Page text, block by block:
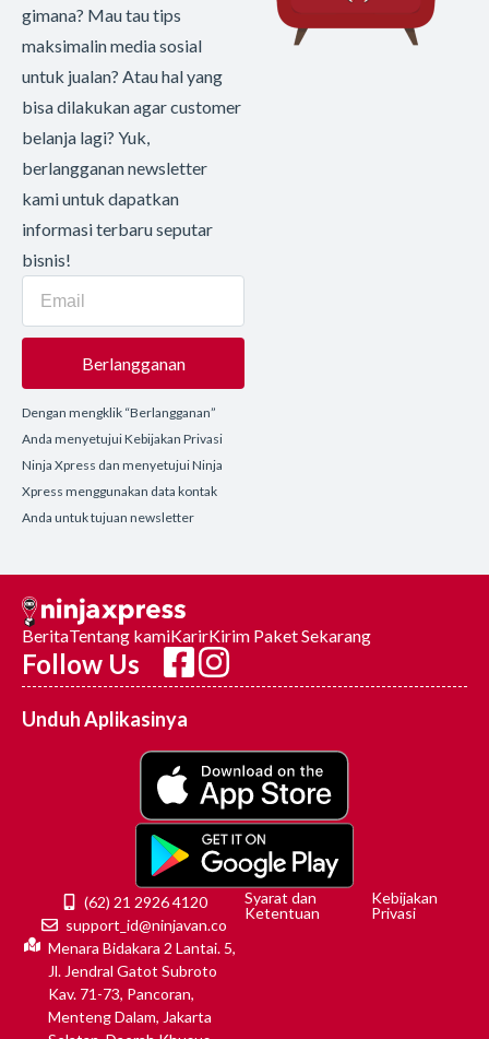
gimana? Mau tau tips
maksimalin media sosial
untuk jualan? Atau hal yang
bisa dilakukan agar customer
belanja lagi? Yuk,
berlangganan newsletter
kami untuk dapatkan
informasi terbaru seputar
bisnis!
Berlangganan
Dengan mengklik “Berlangganan”
Anda menyetujui Kebijakan Privasi
Ninja Xpress dan menyetujui Ninja
Xpress menggunakan data kontak
Anda untuk tujuan newsletter
BeritaTentang kamiKarirKirim Paket Sekarang
Follow Us
Unduh Aplikasinya
(62) 21 2926 4120
support_id@ninjavan.co
Menara Bidakara 2 Lantai. 5,
Jl. Jendral Gatot Subroto
Kav. 71-73, Pancoran,
Menteng Dalam, Jakarta
Syarat dan
Ketentuan
Kebijakan
Privasi